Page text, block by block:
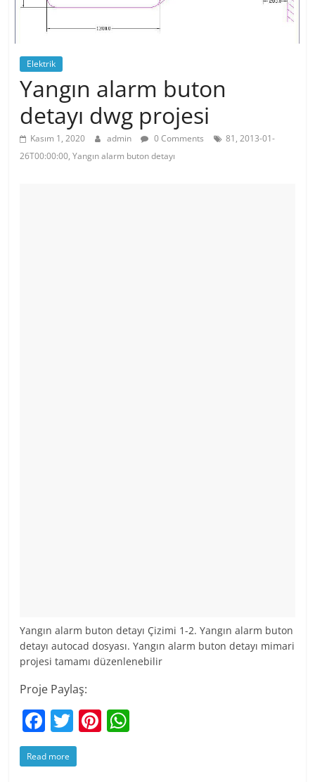
Elektrik
Yangın alarm buton
detayı dwg projesi
Kasım 1, 2020 admin 0 Comments
81, 2013-01-
26T00:00:00, Yangın alarm buton detayı
Yangın alarm buton detayı Çizimi 1-2. Yangın alarm buton
detayı autocad dosyası. Yangın alarm buton detayı mimari
projesi tamamı düzenlenebilir
Proje Paylaş:
F
a
c
T
w
itt
Pi
Read more